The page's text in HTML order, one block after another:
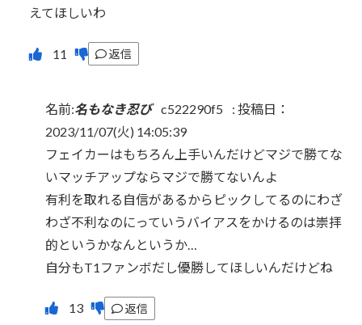
えてほしいわ
返信
名前:名もなき忍び c522290f5 : 投稿日：
2023/11/07(火) 14:05:39
フェイカーはもちろん上手いんだけどマジで勝てな
いマッチアップならマジで勝てないんよ
有利を取れる自信があるからピックしてるのにわざ
わざ不利なのにっていうバイアスをかけるのは崇拝
的というかなんというか…
自分もT1ファンボだし優勝してほしいんだけどね
返信